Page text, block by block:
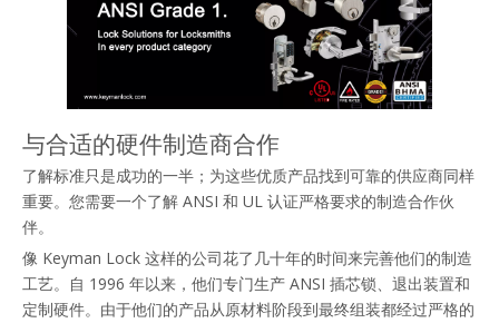
与合适的硬件制造商合作
了解标准只是成功的一半；为这些优质产品找到可靠的供应商同样
重要。您需要一个了解 ANSI 和 UL 认证严格要求的制造合作伙
伴。
像 Keyman Lock 这样的公司花了几十年的时间来完善他们的制造
工艺。自 1996 年以来，他们专门生产 ANSI 插芯锁、退出装置和
定制硬件。由于他们的产品从原材料阶段到最终组装都经过严格的